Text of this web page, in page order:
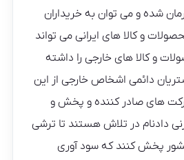
شده و می توان به خریداران
و کالا های ایرانی می تواند
و کالا های خارجی را داشته
دائمی اشخاص خارجی از این
های صادر کننده و پخش و
دادنام در تلاش هستند تا ترشی
کشور پخش کنند که سود آوری